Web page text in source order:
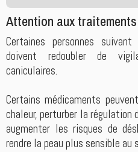
Attention aux
Certaines personnes
doivent redoubler de
caniculaires.
Certains médicaments
chaleur, perturber la régulation
augmenter les risques de
rendre la peau plus sensible au